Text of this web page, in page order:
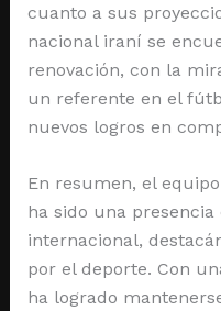
cuanto a sus
nacional iraní se
renovación, con la
un referente en el
nuevos logros en
En resumen, el
ha sido una
internacional,
por el deporte. Con
ha logrado